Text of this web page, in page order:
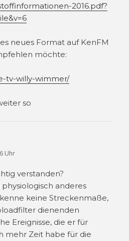
2016.pdf?
neues Format auf KenFM
möchte:
tv-willy-wimmer/
so
Uhr
verstanden?
anderes
keine Streckenmaße,
dienenden
Ereignisse, die er für
mehr Zeit habe für die